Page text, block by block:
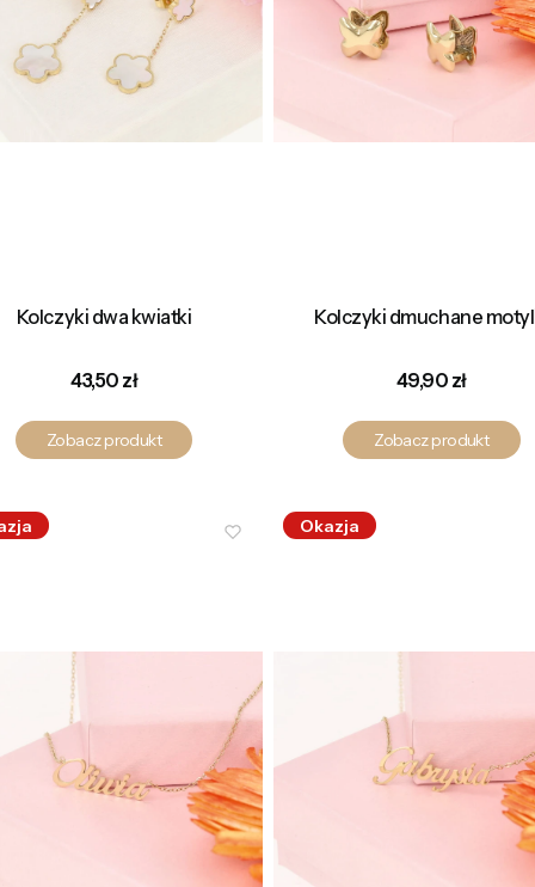
Kolczyki dwa kwiatki
Cena
43,50 zł
Zobacz produkt
Kolczyki dmuchane
Cena
49,90 zł
Zobacz produkt
Okazja